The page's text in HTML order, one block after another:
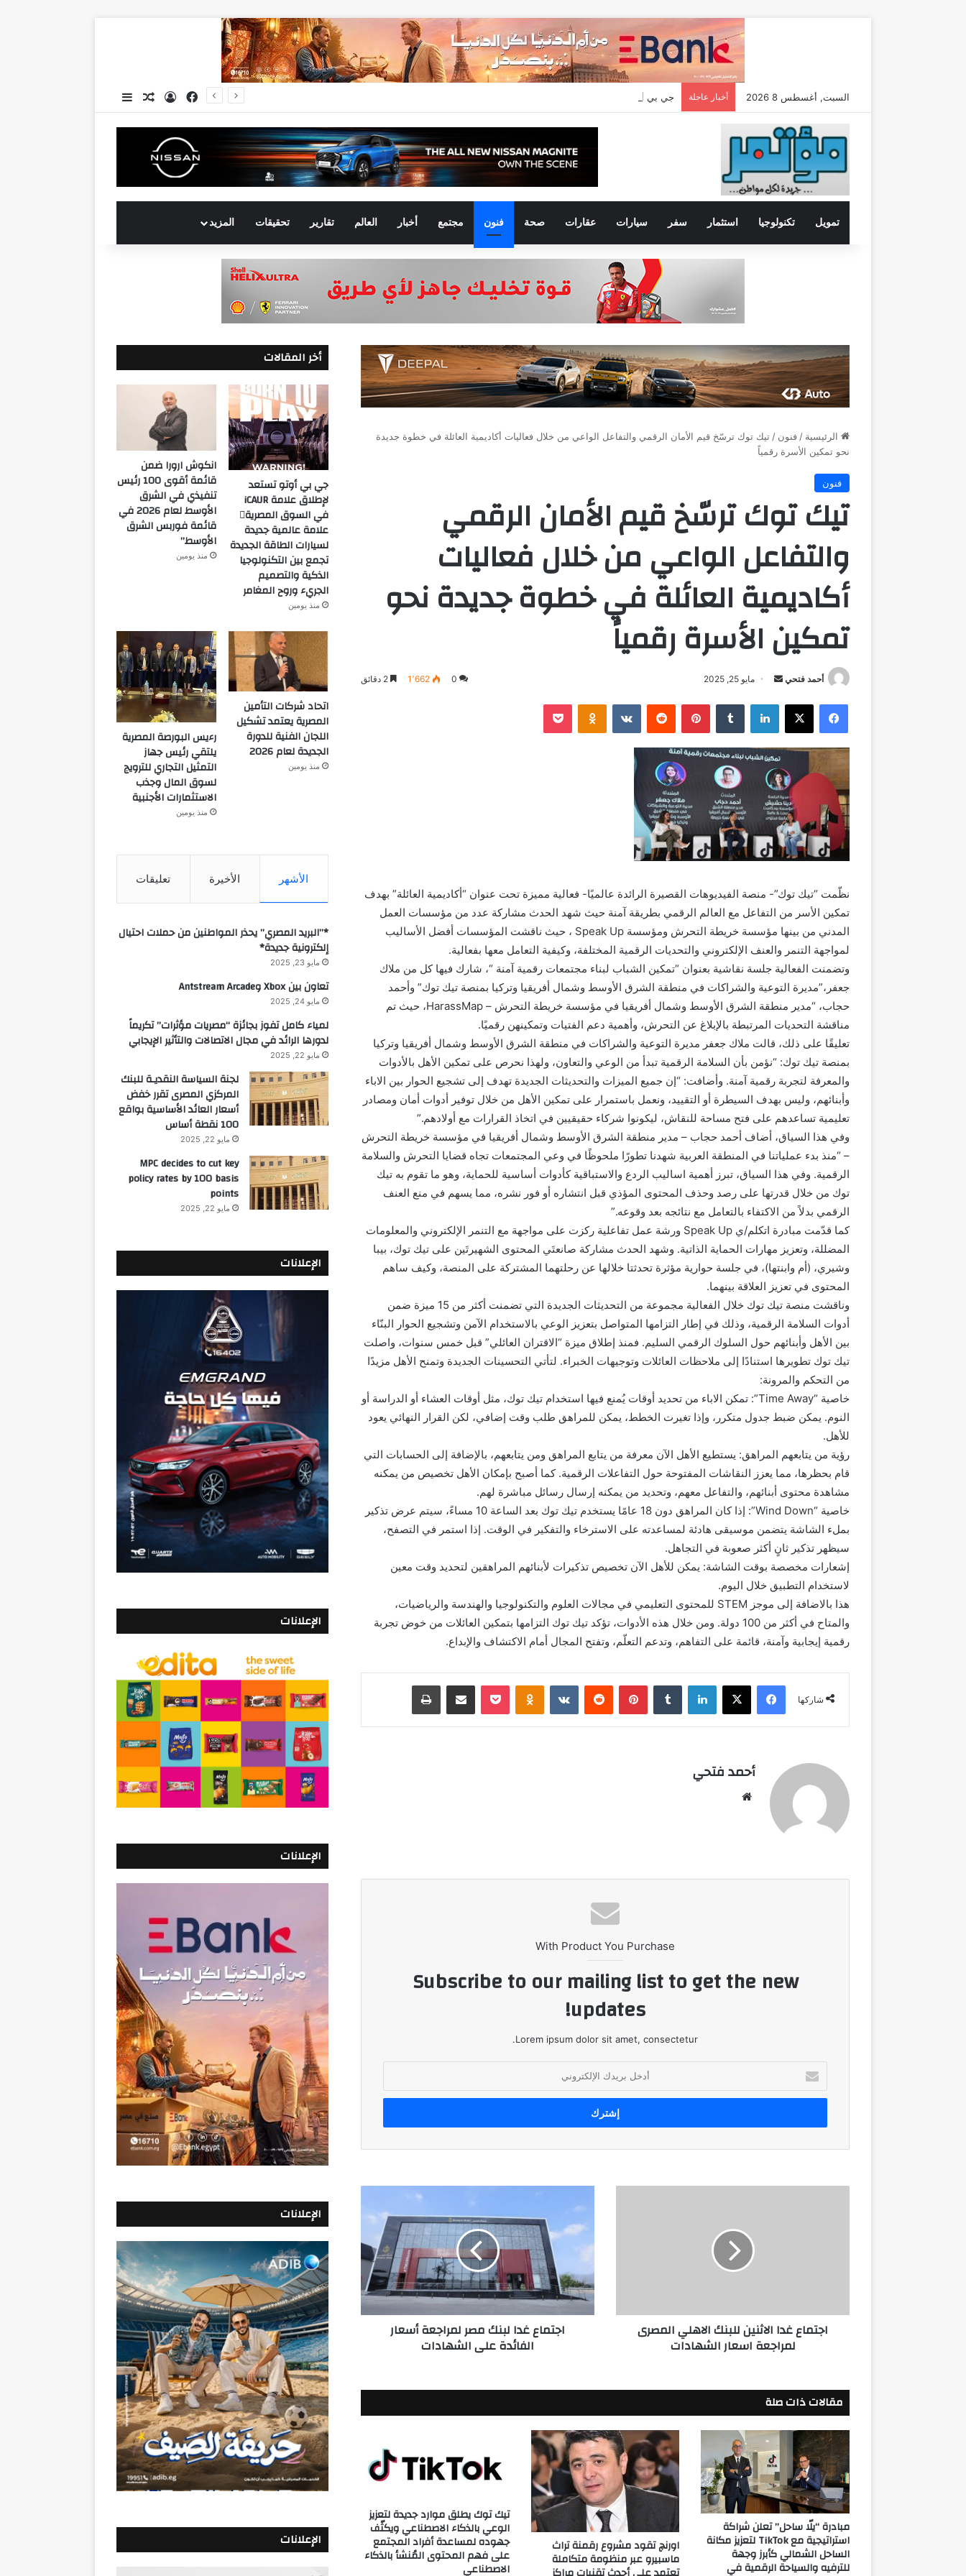
السبت, أغسطس 8 2026 أخبار عاجلة فيسبوكتسجيل الدخول
مقال عشوائي
إضافة عمود جانبي
تمويل تكنولوجيا استثمار سفر سيارات عقارات صحة فنون مجتمع أخبار العالم تقارير تحقيقات المزيد
الرئيسية / فنون / تيك توك ترسّخ قيم الأمان الرقمي والتفاعل الواعي من خلال فعاليات أكاديمية العائلة في خطوة جديدة
نحو تمكين الأسرة رقمياً
فنون
تيك توك ترسّخ قيم الأمان الرقمي
والتفاعل الواعي من خلال فعاليات
أكاديمية العائلة في خطوة جديدة نحو
تمكين الأسرة رقمياً
أحمد فتحي
أرسل
إلكترونيا
مايو 25, 2025 0 1٬662
فيسبوك ‫X لينكدإن بينتيريست Odnoklassniki
‫Pocket
نظّمت “تيك توك”- منصة الفيديوهات القصيرة الرائدة عالميًا- فعالية مميزة تحت عنوان “أكاديمية العائلة” بهدف
تمكين الأسر من التفاعل مع العالم الرقمي بطريقة آمنة حيث شهد الحدث مشاركة عدد من مؤسسات العمل
المدني من بينها مؤسسة خريطة التحرش ومؤسسة Speak Up ، حيث ناقشت المؤسسات أفضل الأساليب
لمواجهة التنمر والعنف الإلكتروني والتحديات الرقمية المختلفة، وكيفية التعامل معها بفعالية.
وتضمنت الفعالية جلسة نقاشية بعنوان “تمكين الشباب لبناء مجتمعات رقمية آمنة “، شارك فيها كل من ملاك
جعفر،”مديرة التوعية والشراكات في منطقة الشرق الأوسط وشمال أفريقيا وتركيا بمنصة تيك توك” وأحمد
حجاب، “مدير منطقة الشرق الأوسط وشمال أفريقيا في مؤسسة خريطة التحرش – HarassMap، حيث تم
مناقشة التحديات المرتبطة بالإبلاغ عن التحرش، وأهمية دعم الفتيات وتمكينهن رقميًا.
تعليقًا على ذلك، قالت ملاك جعفر مديرة التوعية والشراكات في منطقة الشرق الأوسط وشمال أفريقيا وتركيا
بمنصة تيك توك: “نؤمن بأن السلامة الرقمية تبدأ من الوعي والتعاون، ولهذا نحرص على تمكين الأهل بالأدوات
والمعرفة لتجربة رقمية آمنة. وأضافت: “إن جميع الميزات والتحديثات الجديدة تهدف إلى تشجيع الحوار بين الاباء
وأبنائهم، وليس بهدف السيطرة أو التقييد، ونعمل باستمرار على تمكين الأهل من خلال توفير أدوات أمان ومصادر
تعليمية تساعدهم على فتح مساحة للنقاش، ليكونوا شركاء حقيقيين في اتخاذ القرارات مع أولادهم.”
وفي هذا السياق، أضاف أحمد حجاب – مدير منطقة الشرق الأوسط وشمال أفريقيا في مؤسسة خريطة التحرش
– “منذ بدء عملياتنا في المنطقة العربية شهدنا تطورًا ملحوظًا في وعي المجتمعات تجاه قضايا التحرش والسلامة
الرقمية. وفي هذا السياق، تبرز أهمية اساليب الردع والاستباقية كأدوات أساسية للحماية، وهو ما تقوم به تيك
توك من خلال قدرتها على رصد وحذف المحتوى المؤذي قبل انتشاره أو فور نشره، مما يسهم في منع العنف
الرقمي بدلاً من الاكتفاء بالتعامل مع نتائجه بعد وقوعه.”
كما قدّمت مبادرة اتكلم/ي Speak Up ورشة عمل تفاعلية ركزت على مواجهة مع التنمر الإلكتروني والمعلومات
المضللة، وتعزيز مهارات الحماية الذاتية. وشهد الحدث مشاركة صانعتَي المحتوى الشهيرتَين على تيك توك، بيبا
وشيري، (أم وابنتها)، في جلسة حوارية مؤثرة تحدثتا خلالها عن رحلتهما المشتركة على المنصة، وكيف ساهم
المحتوى في تعزيز العلاقة بينهما.
وناقشت منصة تيك توك خلال الفعالية مجموعة من التحديثات الجديدة التي تضمنت أكثر من 15 ميزة ضمن
أدوات السلامة الرقمية، وذلك في إطار التزامها المتواصل بتعزيز الوعي بالاستخدام الآمن وتشجيع الحوار البنّاء
بين الأهل وأبنائهم حول السلوك الرقمي السليم. فمنذ إطلاق ميزة “الاقتران العائلي” قبل خمس سنوات، واصلت
تيك توك تطويرها استنادًا إلى ملاحظات العائلات وتوجيهات الخبراء. لتأتي التحسينات الجديدة وتمنح الأهل مزيدًا
من التحكم والمرونة:
خاصية “Time Away”: تمكن الاباء من تحديد أوقات يُمنع فيها استخدام تيك توك، مثل أوقات العشاء أو الدراسة أو
النوم. يمكن ضبط جدول متكرر، وإذا تغيرت الخطط، يمكن للمراهق طلب وقت إضافي، لكن القرار النهائي يعود
للأهل.
رؤية من يتابعهم المراهق: يستطيع الأهل الآن معرفة من يتابع المراهق ومن يتابعهم، بالإضافة إلى الحسابات التي
قام بحظرها، مما يعزز النقاشات المفتوحة حول التفاعلات الرقمية. كما أصبح بإمكان الأهل تخصيص من يمكنه
مشاهدة محتوى أبنائهم، والتفاعل معهم، وتحديد من يمكنه إرسال رسائل مباشرة لهم.
خاصية “Wind Down”: إذا كان المراهق دون 18 عامًا يستخدم تيك توك بعد الساعة 10 مساءً، سيتم عرض تذكير
بملء الشاشة يتضمن موسيقى هادئة لمساعدته على الاسترخاء والتفكير في الوقت. إذا استمر في التصفح،
سيظهر تذكير ثانٍ أكثر صعوبة في التجاهل.
إشعارات مخصصة بوقت الشاشة: يمكن للأهل الآن تخصيص تذكيرات لأبنائهم المراهقين لتحديد وقت معين
لاستخدام التطبيق خلال اليوم.
هذا بالاضافة إلى موجز STEM للمحتوى التعليمي في مجالات العلوم والتكنولوجيا والهندسة والرياضيات،
والمتاح في أكثر من 100 دولة. ومن خلال هذه الأدوات، تؤكد تيك توك التزامها بتمكين العائلات من خوض تجربة
رقمية إيجابية وآمنة، قائمة على التفاهم، وتدعم التعلّم، وتفتح المجال أمام الاكتشاف والإبداع.
شاركها
فيسبوك ‫X لينكدإن بينتيريست Odnoklassniki
‫Pocket مشاركة عبر البريد طباعة
أحمد فتحي
With Product You Purchase
Subscribe to our mailing list to get the new
updates!
Lorem ipsum dolor sit amet, consectetur.
بريدك
الإلكتروني
الشهادات
اجتماع غدا الاثنين للبنك الاهلي المصرى
لمراجعة اسعار الشهادات
لبنك
الفائدة
على
الشهادات
اجتماع غدا لبنك مصر لمراجعة أسعار
الفائدة على الشهادات
مقالات ذات صلة
مبادرة “يلّا ساحل” تعلن شراكة
استراتيجية مع TikTok لتعزيز مكانة
الساحل الشمالي كأبرز وجهة
للترفيه والسياحة الرقمية في
اورنچ تقود مشروع رقمنة تراث
ماسبيرو عبر منظومة متكاملة
تيك توك يطلق موارد جديدة لتعزيز
الوعي بالذكاء الاصطناعي ويكثّف
جهوده لمساعدة أفراد المجتمع
على فهم المحتوى المُنشأ بالذكاء
الاصطناعي
أخر المقالات
جي بي أوتو تستعد
لإطلاق علامة iCAUR
في السوق المصرية
علامة عالمية جديدة
لسيارات الطاقة الجديدة
تجمع بين التكنولوجيا
الذكية والتصميم
الجريء وروح المغامر
منذ يومين
انكوش ارورا ضمن
قائمة أقوى 100 رئيس
تنفيذي في الشرق
الأوسط لعام 2026 في
قائمة فوربس الشرق
الأوسط”
منذ يومين
اتحاد شركات التأمين
المصرية يعتمد تشكيل
اللجان الفنية للدورة
الجديدة لعام 2026
منذ يومين
رءيس البورصة المصرية
يلتقي رئيس جهاز
التمثيل التجاري للترويج
لسوق المال وجذب
الاستثمارات الأجنبية
منذ يومين
الأشهر الأخيرة تعليقات
*”البريد المصري” يحذر المواطنين من حملات احتيال
إلكترونية جديدة*
مايو 23, 2025
تعاون بين Xbox وAntstream Arcade
مايو 24, 2025
لمياء كامل تفوز بجائزة “مصريات مؤثرات” تكريماً
لدورها الرائد في مجال الاتصالات والتأثير الإيجابي
مايو 22, 2025
لجنة السياسة النقديـة للبنك
المركزي المصرى تقرر خفض
أسعار العائد الأساسية بواقع
100 نقطة أساس
مايو 22, 2025
MPC decides to cut key
policy rates by 100 basis
points
مايو 22, 2025
الإعلانات
الإعلانات
الإعلانات
الإعلانات
الإعلانات